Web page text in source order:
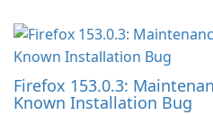
Firefox 153.0.3:
Known Installation Bug